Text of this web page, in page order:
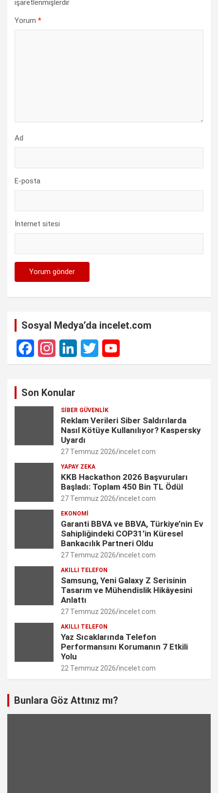
işaretlenmişlerdir
Yorum *
Ad
E-posta
İnternet sitesi
Sosyal Medya’da incelet.com
F
I
L
k
e
d
n
T
t
t
e
r
Y
T
u
b
C
a
n
n
e
l
Son Konular
SIBER GÜVENLIK
Reklam Verileri Siber Saldırılarda
Nasıl Kötüye Kullanılıyor? Kaspersky
Uyardı
27 Temmuz 2026 incelet.com
YAPAY ZEKA
KKB Hackathon 2026 Başvuruları
Başladı: Toplam 450 Bin TL Ödül
27 Temmuz 2026 incelet.com
EKONOMI
Garanti BBVA ve BBVA, Türkiye’nin Ev
Sahipliğindeki COP31’in Küresel
Bankacılık Partneri Oldu
27 Temmuz 2026 incelet.com
AKILLI TELEFON
Samsung, Yeni Galaxy Z Serisinin
Tasarım ve Mühendislik Hikâyesini
Anlattı
27 Temmuz 2026 incelet.com
AKILLI TELEFON
Yaz Sıcaklarında Telefon
Performansını Korumanın 7 Etkili
Yolu
22 Temmuz 2026 incelet.com
Bunlara Göz Attınız mı?